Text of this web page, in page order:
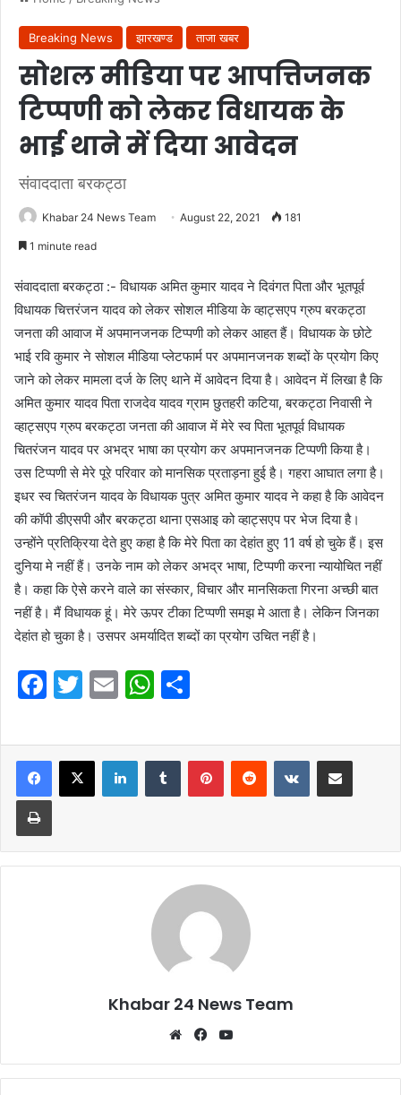
Breaking News झारखण्ड ताजा खबर
सोशल मीडिया पर आपत्तिजनक
टिप्पणी को लेकर विधायक के
भाई थाने में दिया आवेदन
संवाददाता बरकट्ठा
Khabar 24 News Team August 22, 2021 181
1 minute read
संवाददाता बरकट्ठा :- विधायक अमित कुमार यादव ने दिवंगत पिता और भूतपूर्व
विधायक चित्तरंजन यादव को लेकर सोशल मीडिया के व्हाट्सएप ग्रुप बरकट्ठा
जनता की आवाज में अपमानजनक टिप्पणी को लेकर आहत हैं। विधायक के छोटे
भाई रवि कुमार ने सोशल मीडिया प्लेटफार्म पर अपमानजनक शब्दों के प्रयोग किए
जाने को लेकर मामला दर्ज के लिए थाने में आवेदन दिया है। आवेदन में लिखा है कि
अमित कुमार यादव पिता राजदेव यादव ग्राम छुतहरी कटिया, बरकट्ठा निवासी ने
व्हाट्सएप ग्रुप बरकट्ठा जनता की आवाज में मेरे स्व पिता भूतपूर्व विधायक
चितरंजन यादव पर अभद्र भाषा का प्रयोग कर अपमानजनक टिप्पणी किया है।
उस टिप्पणी से मेरे पूरे परिवार को मानसिक प्रताड़ना हुई है। गहरा आघात लगा है।
इधर स्व चितरंजन यादव के विधायक पुत्र अमित कुमार यादव ने कहा है कि आवेदन
की कॉपी डीएसपी और बरकट्ठा थाना एसआइ को व्हाट्सएप पर भेज दिया है।
उन्होंने प्रतिक्रिया देते हुए कहा है कि मेरे पिता का देहांत हुए 11 वर्ष हो चुके हैं। इस
दुनिया मे नहीं हैं। उनके नाम को लेकर अभद्र भाषा, टिप्पणी करना न्यायोचित नहीं
है। कहा कि ऐसे करने वाले का संस्कार, विचार और मानसिकता गिरना अच्छी बात
नहीं है। मैं विधायक हूं। मेरे ऊपर टीका टिप्पणी समझ मे आता है। लेकिन जिनका
देहांत हो चुका है। उसपर अमर्यादित शब्दों का प्रयोग उचित नहीं है।
F
c
e
b
o
o
T
itt
er
E
ai
l
W
at
s
A
p
ar
e
LinkedInTumblr PinterestReddit VKontakteShare via Email
Print
Khabar 24 News Team
WebsiteFacebook